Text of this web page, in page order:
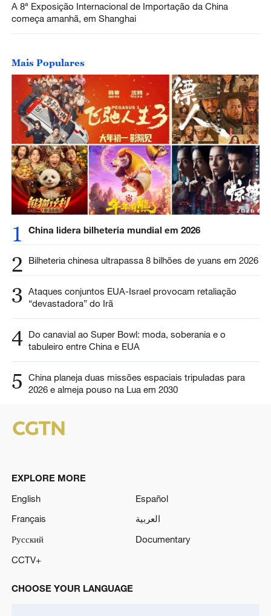
A 8ª Exposição Internacional de Importação da China
começa amanhã, em Shanghai
Mais Populares
1 China lidera bilheteria mundial em 2026
2 Bilheteria chinesa ultrapassa 8 bilhões de yuans em 2026
3 Ataques conjuntos EUA-Israel provocam retaliação
“devastadora” do Irã
4 Do canavial ao Super Bowl: moda, soberania e o
tabuleiro entre China e EUA
5
China planeja duas missões espaciais tripuladas para
2026 e almeja pouso na Lua em 2030
EXPLORE MORE
English
Español
Français
العربية
Русский
Documentary
CCTV+
CHOOSE YOUR LANGUAGE